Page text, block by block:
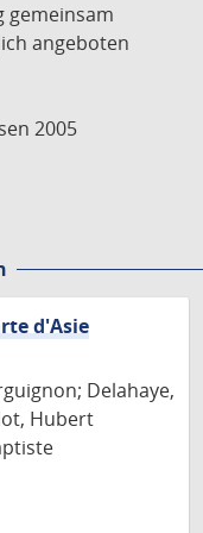
gemeinsam
angeboten
2005
d'Asie
Delahaye,
Hubert